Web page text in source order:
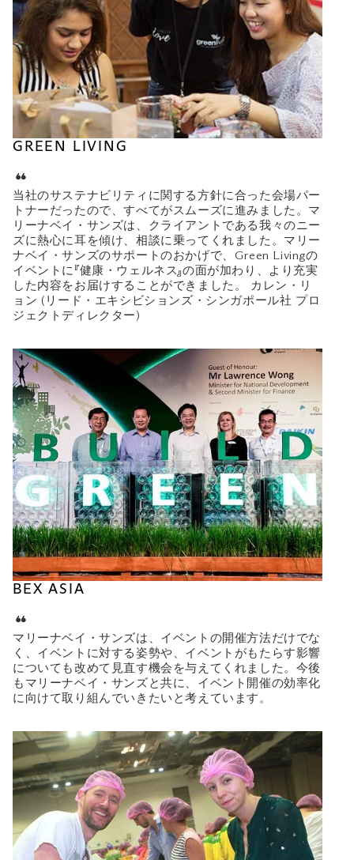
GREEN LIVING
当社のサステナビリティに関する方針に合った会場パー
トナーだったので、すべてがスムーズに進みました。マ
リーナベイ・サンズは、クライアントである我々のニー
ズに熱心に耳を傾け、相談に乗ってくれました。マリー
ナベイ・サンズのサポートのおかげで、Green Livingの
イベントに『健康・ウェルネス』の面が加わり、より充実
した内容をお届けすることができました。 カレン・リ
ョン (リード・エキシビションズ・シンガポール社 プロ
ジェクトディレクター)
BEX ASIA
マリーナベイ・サンズは、イベントの開催方法だけでな
く、イベントに対する姿勢や、イベントがもたらす影響
についても改めて見直す機会を与えてくれました。今後
もマリーナベイ・サンズと共に、イベント開催の効率化
に向けて取り組んでいきたいと考えています。